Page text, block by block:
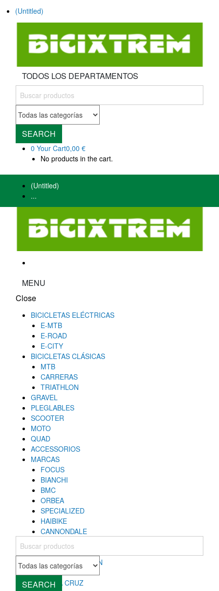
(Untitled)
TODOS LOS DEPARTAMENTOS
SEARCH
0 Your Cart0,00 €
No products in the cart.
(Untitled)
...
MENU
Close
BICICLETAS ELÉCTRICAS
E-MTB
E-ROAD
E-CITY
BICICLETAS CLÁSICAS
MTB
CARRERAS
TRIATHLON
GRAVEL
PLEGLABLES
SCOOTER
MOTO
QUAD
ACCESSORIOS
MARCAS
FOCUS
BIANCHI
BMC
ORBEA
SPECIALIZED
HAIBIKE
CANNONDALE
COLNAGO
MONDRAKER
ROCKY MOUNTAIN
CUBE
SANTA CRUZ
SEARCH